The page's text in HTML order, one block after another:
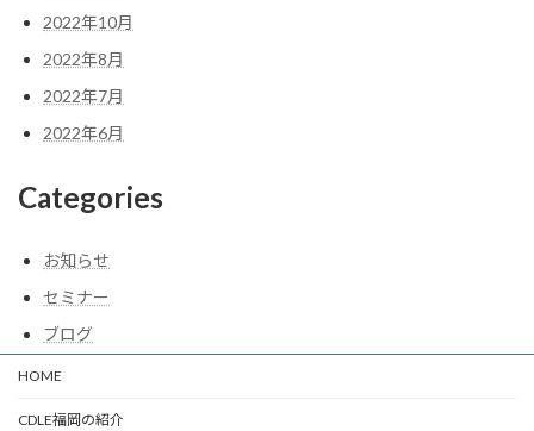
2022年10月
2022年8月
2022年7月
2022年6月
Categories
お知らせ
セミナー
ブログ
HOME
CDLE福岡の紹介